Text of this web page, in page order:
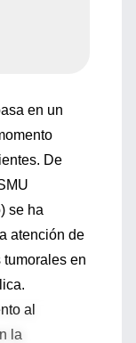
en un
De
se ha
atención de
en
al
la